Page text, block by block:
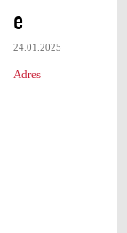
e
24.01.2025
Adres